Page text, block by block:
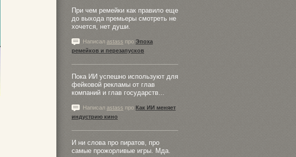
При чем ремейки как правило еще
до выхода премьеры смотреть не
хочется, нет души.
Написал astass про Эпоха
ремейков и перезапусков
Пока ИИ успешно используют для
фейковой рекламы от глав
компаний и глав государств...
Написал astass про Как ИИ меняет
индустрию кино
И ни слова про пиратов, про
самые прожорливые игры. Мда.